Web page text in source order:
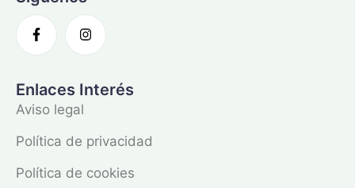
Enlaces Interés
Aviso legal
Política de privacidad
Política de cookies